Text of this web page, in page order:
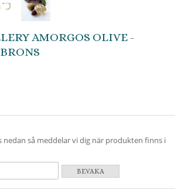
AMORGOS OLIVE -
nedan så meddelar vi dig när produkten finns i
BEVAKA